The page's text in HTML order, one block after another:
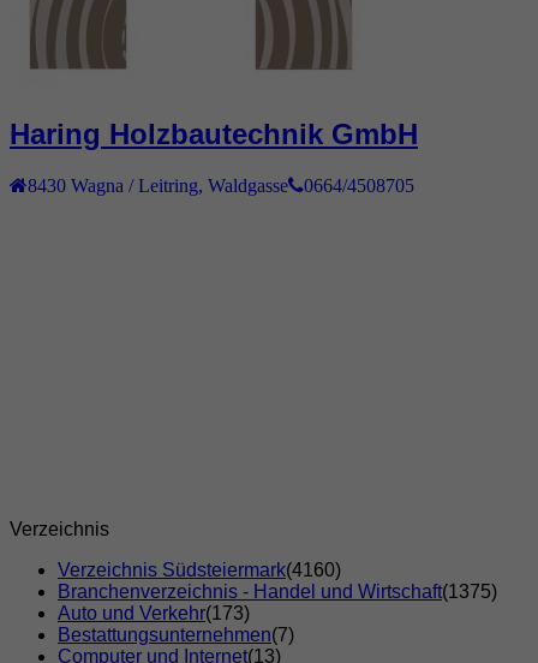
Haring Holzbautechnik GmbH
8430 Wagna / Leitring Waldgasse 0664/4508705
Verzeichnis
Verzeichnis Südsteiermark(4160)
Branchenverzeichnis - Handel und Wirtschaft(1375)
Auto und Verkehr(173)
Bestattungsunternehmen(7)
Computer und Internet(13)